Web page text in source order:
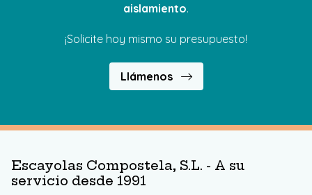
aislamiento.
¡Solicite hoy mismo su presupuesto!
Llámenos
Escayolas Compostela, S.L. - A su
servicio desde 1991